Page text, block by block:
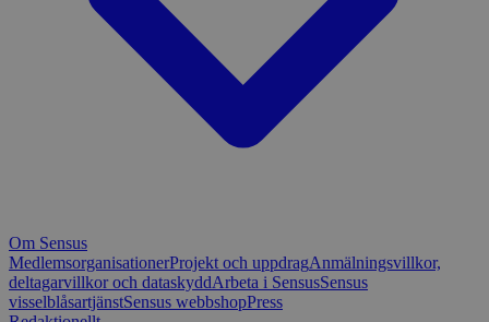
Om Sensus
MedlemsorganisationerProjekt och uppdragAnmälningsvillkor,
deltagarvillkor och dataskyddArbeta i SensusSensus
visselblåsartjänstSensus webbshopPress